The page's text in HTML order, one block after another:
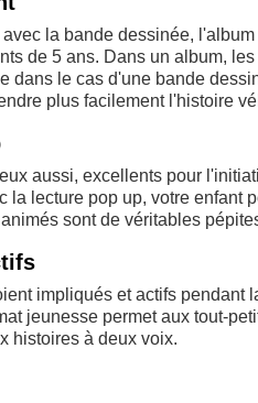
la bande dessinée,
de 5 ans. Dans un album,
dans le cas d'une bande
plus facilement l'histoire
aussi, excellents pour
la lecture pop up, votre enfant
sont de véritables
impliqués et actifs pendant
jeunesse permet aux tout-
histoires à deux voix.